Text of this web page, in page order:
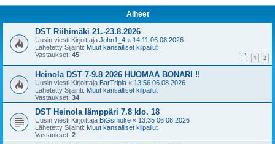
Aiheet
DST Riihimäki 21.-23.8.2026
Uusin viesti Kirjoittaja John1_4 « 14:11 06.08.2026
Lähetetty Sijainti: Muut kansalliset kilpailut
Vastaukset: 45 1 2
Heinola DST 7-9.8 2026 HUOMAA BONARI !!
Uusin viesti Kirjoittaja BarTripla « 13:56 06.08.2026
Lähetetty Sijainti: Muut kansalliset kilpailut
Vastaukset: 34
DST Heinola lämppäri 7.8 klo. 18
Uusin viesti Kirjoittaja BiGsmoke « 13:35 06.08.2026
Lähetetty Sijainti: Muut kansalliset kilpailut
Vastaukset: 2